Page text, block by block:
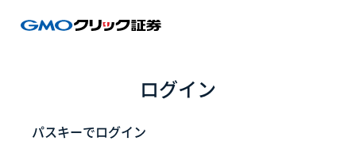
ログイン
パスキーでログイン